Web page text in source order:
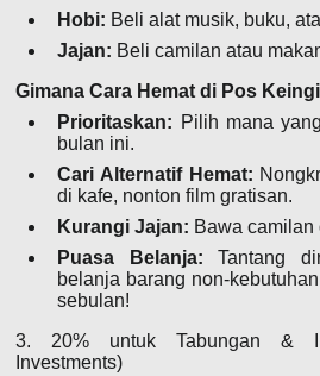
Hobi: Beli alat musik, buku,
Jajan: Beli camilan atau
Gimana Cara Hemat di Pos
Prioritaskan: Pilih mana
bulan ini.
Cari Alternatif Hemat:
di kafe, nonton film gratisan.
Kurangi Jajan: Bawa camilan
Puasa Belanja: Tantang
belanja barang non-
sebulan!
3. 20% untuk Tabungan &
Investments)